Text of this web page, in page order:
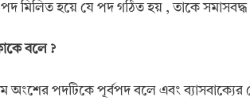
পদ মিলিত হয়ে যে পদ গঠিত হয় , তাকে
বলে ?
অংশের পদটিকে পূর্বপদ বলে এবং